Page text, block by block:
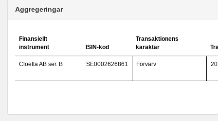
Aggregeringar
Finansiellt
instrument
ISIN-kod
Transaktionens
karaktär
Cloetta AB ser. B SE0002626861 Förvärv